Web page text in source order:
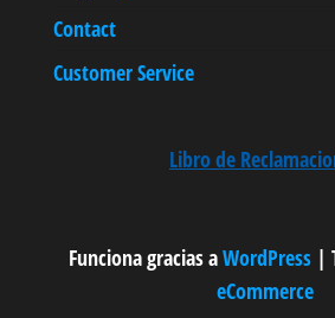
Contact
Customer Service
Libro de
Funciona gracias aWordPress |
eCommerce